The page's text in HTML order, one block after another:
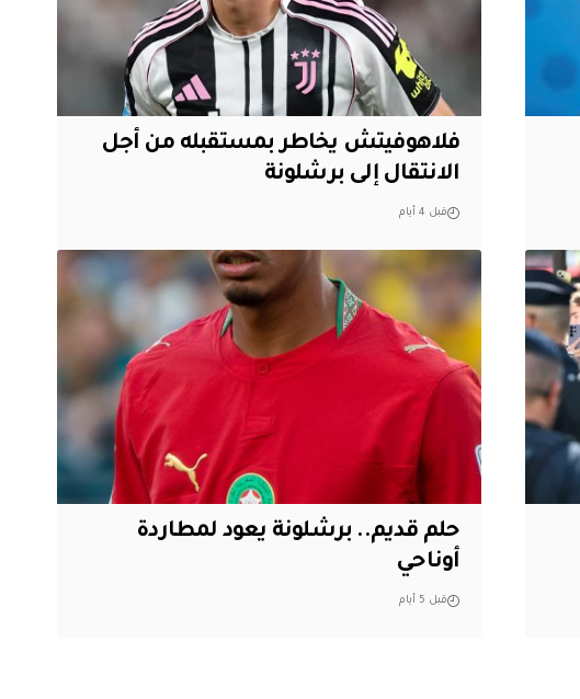
فلاهوفيتش يخاطر بمستقبله من أجل
الانتقال إلى برشلونة
قبل 4 أيام
حلم قديم.. برشلونة يعود لمطاردة
أوناحي
قبل 5 أيام